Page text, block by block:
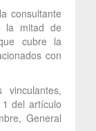
consultante
la mitad de
cubre la
con
del artículo
General